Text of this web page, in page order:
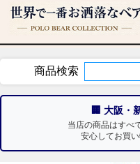
商品検索
🏢 大阪・
当店の商品はすべ
安心してお買